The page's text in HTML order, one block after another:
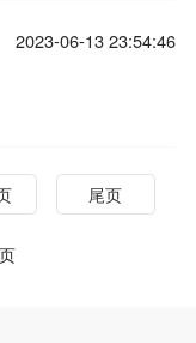
2023-06-13 23:54:46
尾页